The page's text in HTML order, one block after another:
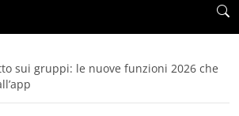
sui gruppi: le nuove funzioni 2026 che